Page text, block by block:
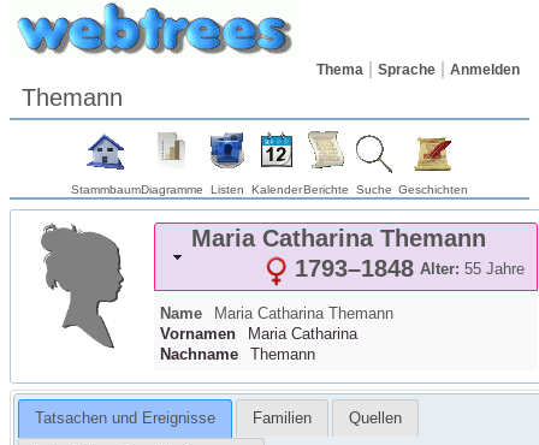
Thema Sprache Anmelden
Themann
StammbaumDiagramme Listen KalenderBerichte Suche Geschichten
Maria Catharina Themann
Alter: 55 Jahre
1793–1848
Name Maria Catharina Themann
Vornamen
Maria Catharina
Nachname
Themann
Tatsachen und Ereignisse Familien Quellen